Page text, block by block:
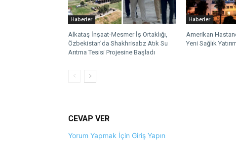
Haberler
Alkataş İnşaat-Mesmer İş Ortaklığı,
Özbekistan’da Shakhrisabz Atık Su
Arıtma Tesisi Projesine Başladı
Haberler
Amerikan
Yeni Sağlık
CEVAP VER
Yorum Yapmak İçin Giriş Yapın